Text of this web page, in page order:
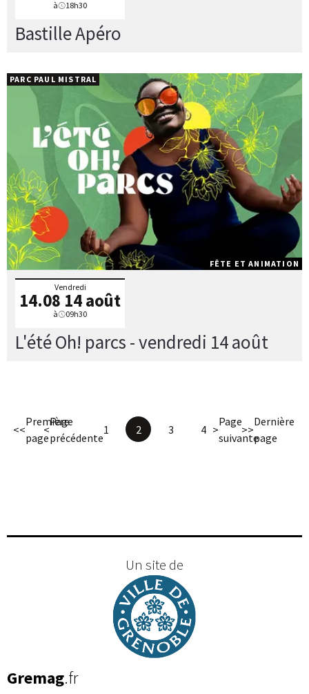
Bastille Apéro
à 18h30
L'été Oh! parcs - vendredi 14 août
Vendredi
14.08 14 août
à 09h30
PARC PAUL MISTRAL
FÊTE ET ANIMATION
<<
Première
page
<
Page
précédente
1 2 3 4 >
Page
suivante
>>
Dernière
page
Un site de
Gremag.fr